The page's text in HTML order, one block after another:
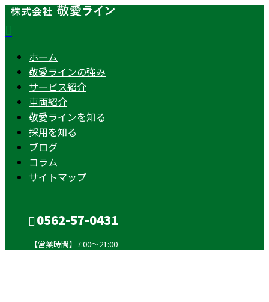
ホーム
敬愛ラインの強み
サービス紹介
車両紹介
敬愛ラインを知る
採用を知る
ブログ
コラム
サイトマップ
0562-57-0431
【営業時間】7:00～21:00